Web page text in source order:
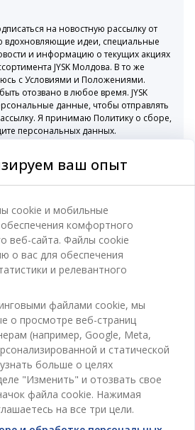
на новостную рассылку от
вдохновляющие идеи, специальные
и информацию о текущих акциях
JYSK Молдова. В то же
с Условиями и Положениями.
отозвано в любое время. JYSK
данные, чтобы отправлять
Я принимаю Политику о сборе,
персональных данных.
клиентов
клиентов
41A мун. Кишинёв,
(B2B)
КЛИЕНТОВ
ваш опыт
cookie и мобильные
комфортного
веб-сайта. Файлы cookie
о вас для обеспечения
и релевантного
файлами cookie, мы
о просмотре веб-страниц
(например, Google, Meta,
и статической
больше о целях
"Изменить" и отозвать свое
файла cookie. Нажимая
на все три цели.